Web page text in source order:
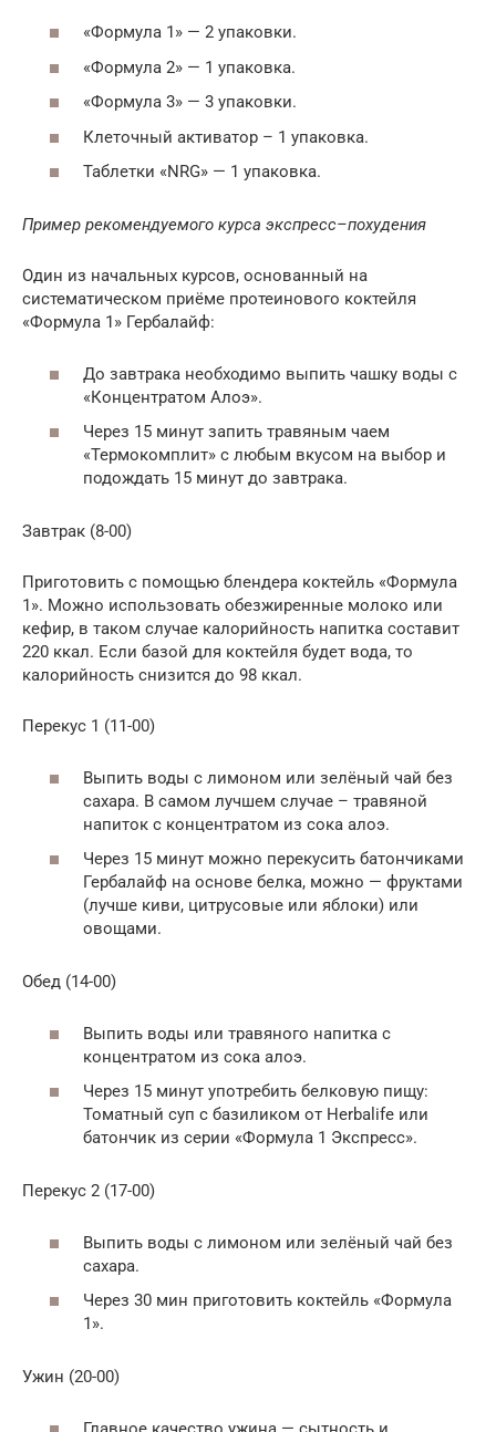
«Формула 1» — 2 упаковки.
«Формула 2» — 1 упаковка.
«Формула 3» — 3 упаковки.
Клеточный активатор – 1 упаковка.
Таблетки «NRG» — 1 упаковка.
Пример рекомендуемого курса экспресс–похудения
Один из начальных курсов, основанный на
систематическом приёме протеинового коктейля
«Формула 1» Гербалайф:
До завтрака необходимо выпить чашку воды с
«Концентратом Алоэ».
Через 15 минут запить травяным чаем
«Термокомплит» с любым вкусом на выбор и
подождать 15 минут до завтрака.
Завтрак (8-00)
Приготовить с помощью блендера коктейль «Формула
1». Можно использовать обезжиренные молоко или
кефир, в таком случае калорийность напитка составит
220 ккал. Если базой для коктейля будет вода, то
калорийность снизится до 98 ккал.
Перекус 1 (11-00)
Выпить воды с лимоном или зелёный чай без
сахара. В самом лучшем случае – травяной
напиток с концентратом из сока алоэ.
Через 15 минут можно перекусить батончиками
Гербалайф на основе белка, можно — фруктами
(лучше киви, цитрусовые или яблоки) или
овощами.
Обед (14-00)
Выпить воды или травяного напитка с
концентратом из сока алоэ.
Через 15 минут употребить белковую пищу:
Томатный суп с базиликом от Herbalife или
батончик из серии «Формула 1 Экспресс».
Перекус 2 (17-00)
Выпить воды с лимоном или зелёный чай без
сахара.
Через 30 мин приготовить коктейль «Формула
1».
Ужин (20-00)